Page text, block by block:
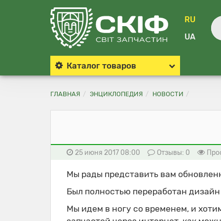
RU
UA
Каталог товаров
ГЛАВНАЯ ЭНЦИКЛОПЕДИЯ НОВОСТИ
25 июня 2017 08:00 Отзывы: 0
Мы рады представить вам
Был полностью переработан
Мы идем в ногу со временем, и